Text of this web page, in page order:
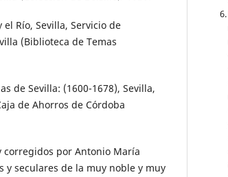
el Río, Sevilla, Servicio de
(Biblioteca de Temas
de Sevilla: (1600-1678), Sevilla,
de Ahorros de Córdoba
corregidos por Antonio María
y seculares de la muy noble y muy